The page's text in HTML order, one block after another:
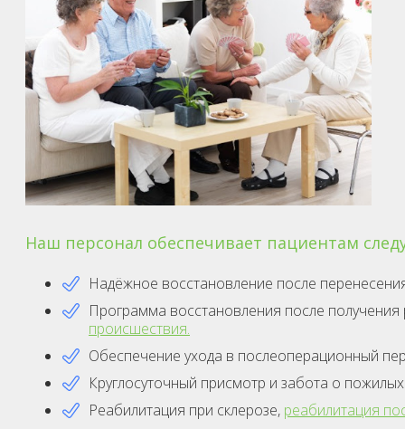
Наш персонал обеспечивает пациентам
Надёжное восстановление после
Программа восстановления после
происшествия.
Обеспечение ухода в послеоперационный
Круглосуточный присмотр и забота о
Реабилитация при склерозе, реабилитация